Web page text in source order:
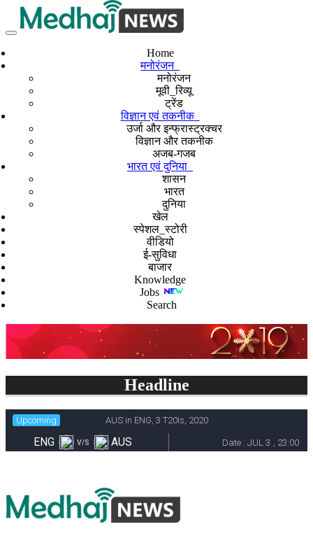
Home
मनोरंजन
मनोरंजन
मूवी_रिव्यू
ट्रेंड
विज्ञान एवं तकनीक
उर्जा और इन्फ्रास्ट्रक्चर
विज्ञान और तकनीक
अजब-गजब
भारत एवं दुनिया
शासन
भारत
दुनिया
खेल
स्पेशल_स्टोरी
वीडियो
ई-सुविधा
बाजार
Knowledge
Jobs
Search
Headline